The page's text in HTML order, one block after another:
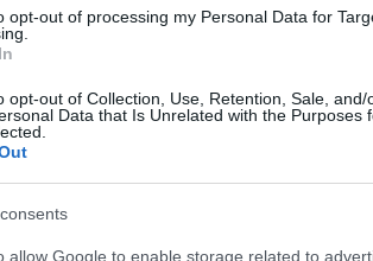
opt-out of processing my Personal Data for
opt-out of Collection, Use, Retention, Sale, and/
Data that Is Unrelated with the Purposes
allow Google to enable storage related to